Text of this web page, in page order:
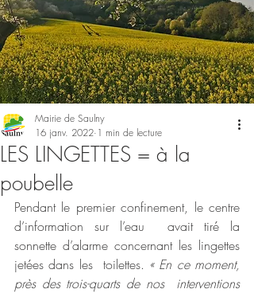
LES LINGETTES = à la
poubelle
Mairie de Saulny
16 janv. 2022 1 min de lecture
Pendant le premier confinement, le centre
d’information sur l’eau  avait tiré la
sonnette d’alarme concernant les lingettes
jetées dans les  toilettes. « En ce moment,
près des trois-quarts de nos  interventions